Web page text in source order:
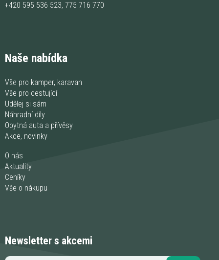
+420 595 536 523, 775 716 770
Naše nabídka
Vše pro kamper, karavan
Vše pro cestující
Udělej si sám
Náhradní díly
Obytná auta a přívěsy
Akce, novinky
O nás
Aktuality
Ceníky
Vše o nákupu
Newsletter s akcemi